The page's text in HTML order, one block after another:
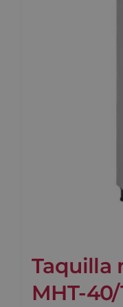
Taquilla
MHT-40/